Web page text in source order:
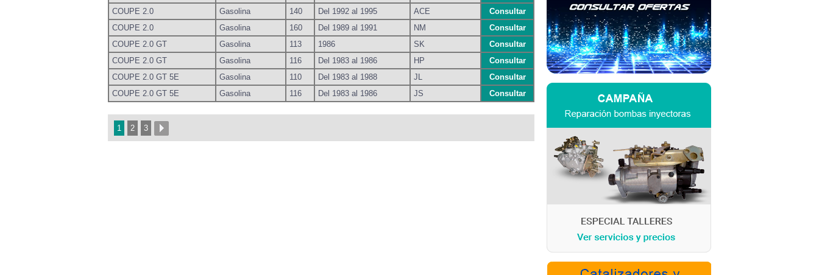
COUPE 2.0
Gasolina 140 Del 1992 al 1995 ACE
Consultar
COUPE 2.0
Gasolina 160 Del 1989 al 1991 NM
Consultar
COUPE 2.0 GT
Gasolina 113 1986 SK
Consultar
COUPE 2.0 GT
Gasolina 116 Del 1983 al 1986 HP
Consultar
COUPE 2.0 GT 5E
Gasolina 110 Del 1983 al 1988 JL
Consultar
COUPE 2.0 GT 5E
Gasolina 116 Del 1983 al 1986 JS Consultar
1 2 3